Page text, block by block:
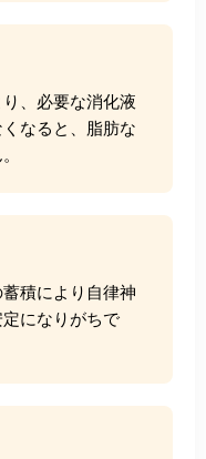
、必要な消化液
くなると、脂肪な
積により自律神
になりがちで